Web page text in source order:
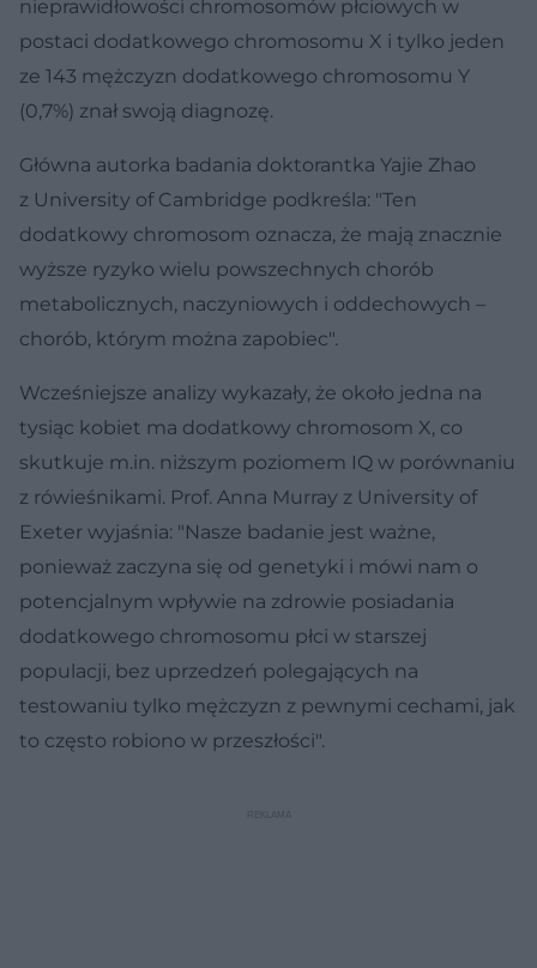
nieprawidłowości chromosomów płciowych w
postaci dodatkowego chromosomu X i tylko jeden
ze 143 mężczyzn dodatkowego chromosomu Y
(0,7%) znał swoją diagnozę.
Główna autorka badania doktorantka Yajie Zhao
z University of Cambridge podkreśla: "Ten
dodatkowy chromosom oznacza, że mają znacznie
wyższe ryzyko wielu powszechnych chorób
metabolicznych, naczyniowych i oddechowych –
chorób, którym można zapobiec".
Wcześniejsze analizy wykazały, że około jedna na
tysiąc kobiet ma dodatkowy chromosom X, co
skutkuje m.in. niższym poziomem IQ w porównaniu
z rówieśnikami. Prof. Anna Murray z University of
Exeter wyjaśnia: "Nasze badanie jest ważne,
ponieważ zaczyna się od genetyki i mówi nam o
potencjalnym wpływie na zdrowie posiadania
dodatkowego chromosomu płci w starszej
populacji, bez uprzedzeń polegających na
testowaniu tylko mężczyzn z pewnymi cechami, jak
to często robiono w przeszłości".